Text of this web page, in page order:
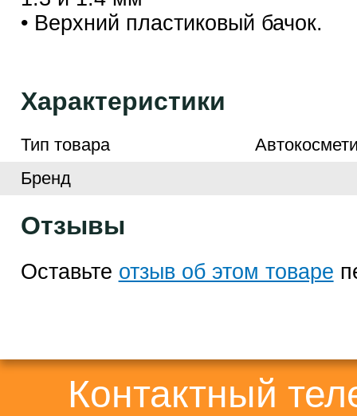
• Верхний пластиковый бачок.
Характеристики
Тип товара
Бренд
Отзывы
Оставьте отзыв об этом товаре
Контактный